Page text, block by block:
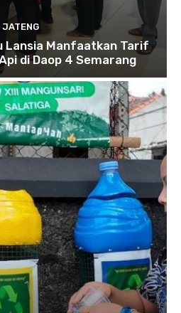
JATENG
Lansia Manfaatkan Tarif
di Daop 4 Semarang